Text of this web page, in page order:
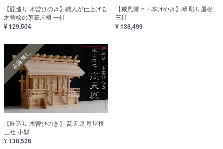
【匠造り 木曽ひのき】職人が仕上げる
木曽桧の茅葺屋根 一社
¥ 129,504
【威風堂々・本けやき】欅 彫り屋根
三社
¥ 138,499
在庫無し
【匠造り 木曽ひのき】 高天原 厚屋根
三社 小型
¥ 138,526